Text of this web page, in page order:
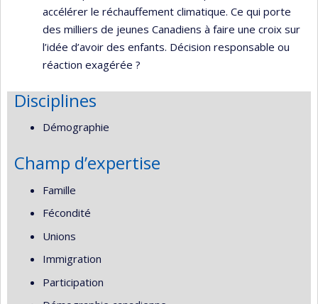
accélérer le réchauffement climatique. Ce qui porte
des milliers de jeunes Canadiens à faire une croix sur
l’idée d’avoir des enfants. Décision responsable ou
réaction exagérée ?
Disciplines
Démographie
Champ d’expertise
Famille
Fécondité
Unions
Immigration
Participation